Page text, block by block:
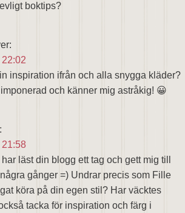
boktips?
inspiration ifrån och alla snygga kläder?
och känner mig astråkig! 😀
läst din blogg ett tag och gett mig till
gånger =) Undrar precis som Fille
köra på din egen stil? Har väcktes
tacka för inspiration och färg i